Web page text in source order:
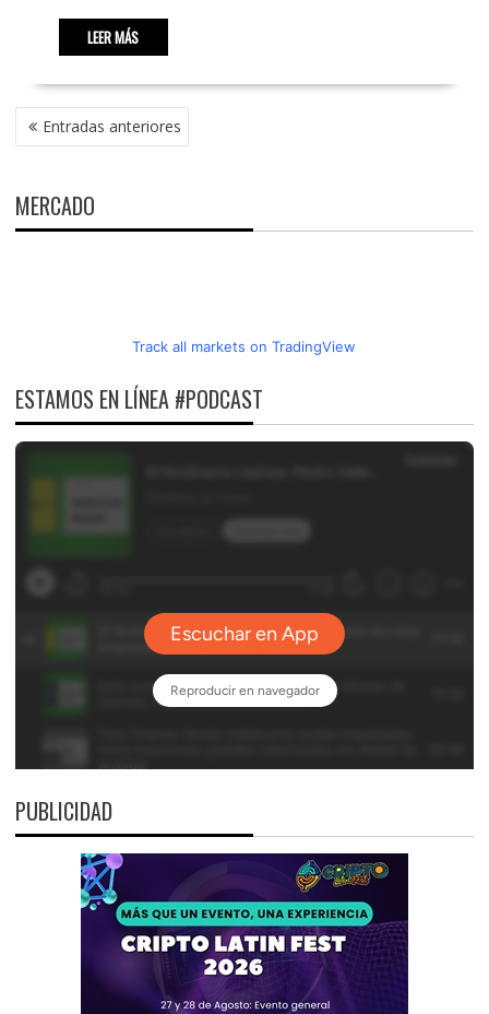
LEER MÁS
NAVEGACIÓN
DE Entradas anteriores
MERCADO
Track all markets on TradingView
ESTAMOS EN LÍNEA #PODCAST
PUBLICIDAD